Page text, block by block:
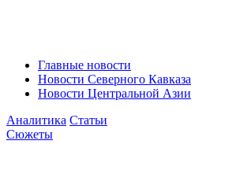
Главные новости
Новости Северного Кавказа
Новости Центральной Азии
Аналитика Статьи
Сюжеты